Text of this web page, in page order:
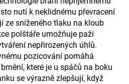
nutí k neklidnému převracení
ze sníženého tlaku na kloub
polštáře umožňuje paži
nepřirozených úhlů.
pozicování pomáhá
které je u spáčů na boku
se výrazně zlepšují, když